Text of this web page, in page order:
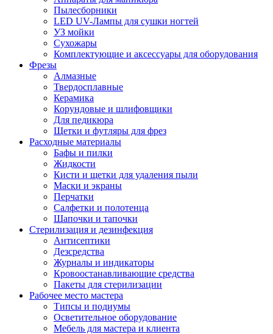
Пылесборники
LED UV-Лампы для сушки ногтей
УЗ мойки
Сухожары
Комплектующие и аксессуары для оборудования
Фрезы
Алмазные
Твердосплавные
Керамика
Корундовые и шлифовщики
Для педикюра
Щетки и футляры для фрез
Расходные материалы
Бафы и пилки
Жидкости
Кисти и щетки для удаления пыли
Маски и экраны
Перчатки
Салфетки и полотенца
Шапочки и тапочки
Стерилизация и дезинфекция
Антисептики
Дезсредства
Журналы и индикаторы
Кровоостанавливающие средства
Пакеты для стерилизации
Рабочее место мастера
Типсы и подиумы
Осветительное оборудование
Мебель для мастера и клиента